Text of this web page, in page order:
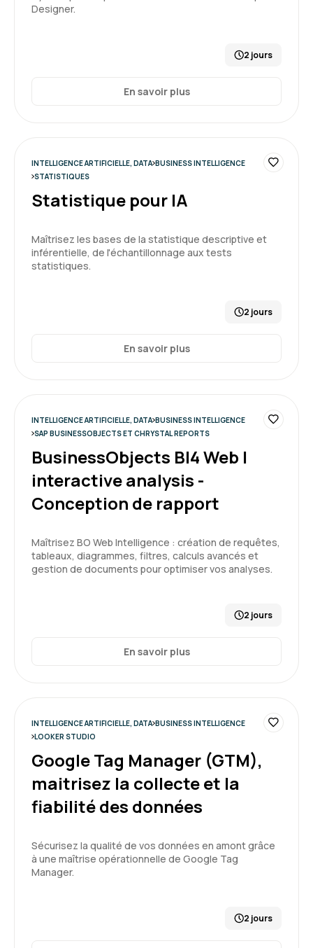
Aurélien S. Le 18/03/2026
5
Formation intéressante sur un outil dont la
Formation : Google Looker Studio, améliorez votre
reporting
Très bonne formation. Ca a répondu à mes
attentes. Mise au niveau des participants.
Formation : Google Looker Studio, améliorez votre
reporting
Olivier G.
Très bon déroulé, bon formateur, bon support
d'exercice
Formation : Power BI, concevoir des tableaux de bord
Designer.
2 jours
En savoir plus
INTELLIGENCE ARTIFICIELLE, DATA BUSINESS INTELLIGENCE
STATISTIQUES
Statistique pour IA
Maîtrisez les bases de la statistique descriptive et
inférentielle, de l'échantillonnage aux tests
statistiques.
2 jours
En savoir plus
INTELLIGENCE ARTIFICIELLE, DATA BUSINESS INTELLIGENCE
SAP BUSINESSOBJECTS ET CHRYSTAL REPORTS
BusinessObjects BI4 Web I
interactive analysis -
Conception de rapport
Maîtrisez BO Web Intelligence : création de requêtes,
tableaux, diagrammes, filtres, calculs avancés et
gestion de documents pour optimiser vos analyses.
2 jours
En savoir plus
INTELLIGENCE ARTIFICIELLE, DATA BUSINESS INTELLIGENCE
LOOKER STUDIO
Google Tag Manager (GTM),
maitrisez la collecte et la
fiabilité des données
Sécurisez la qualité de vos données en amont grâce
à une maîtrise opérationnelle de Google Tag
Manager.
2 jours